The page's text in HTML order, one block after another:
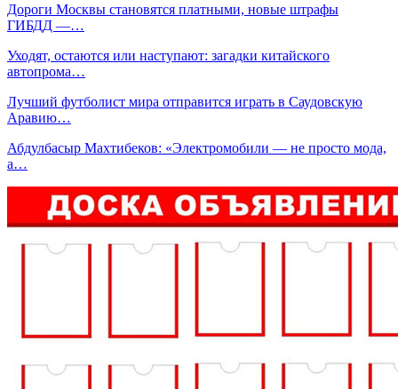
Дороги Москвы становятся платными, новые штрафы
ГИБДД —…
Уходят, остаются или наступают: загадки китайского
автопрома…
Лучший футболист мира отправится играть в Саудовскую
Аравию…
Абдулбасыр Махтибеков: «Электромобили — не просто мода,
а…